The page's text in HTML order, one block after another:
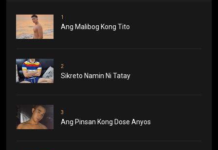
1
Ang Malibog Kong Tito
2
Sikreto Namin Ni Tatay
3
Ang Pinsan Kong Dose Anyos